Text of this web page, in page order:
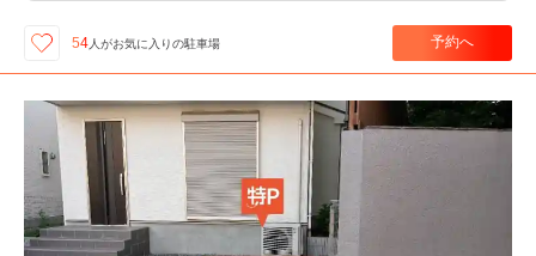
54 人がお気に入りの駐車場 予約へ